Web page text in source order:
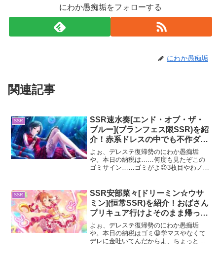
にわか愚痴垢をフォローする
にわか愚痴垢
関連記事
SSR
SSR速水奏[エンド・オブ・ザ・
ブルー](ブランフェス限SSR)を紹
介！赤系ドレスの中でも不作ダサ
ドレス
よぉ、デレステ復帰勢のにわか愚痴垢
や。本日の納税は……何度も見たぞこの
ゴミサイン……ゴミがよ😡3枚目やわノワ
スが。アニデレの時本当にアイドル辞め
てくれりゃよかったのに😠...
SSR
SSR安部菜々[ドリーミン☆ウサ
ミン](恒常SSR)を紹介！おばさん
プリキュア行けよそのまま帰って
くんな
よぉ、デレステ復帰勢のにわか愚痴垢
や。本日の納税はゴミ😩学マスやなくて
デレに金吐いてんだからよ、ちょっとく